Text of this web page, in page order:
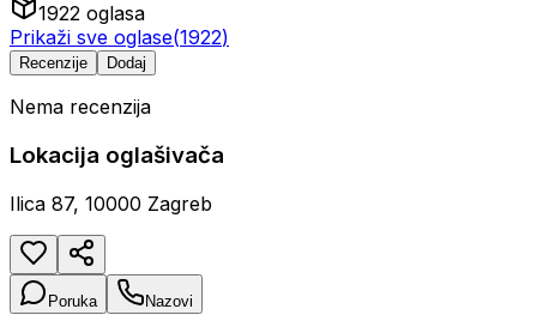
1922 oglasa
Prikaži sve oglase(1922)
Recenzije Dodaj
Nema recenzija
Lokacija oglašivača
Ilica 87, 10000 Zagreb
Poruka Nazovi